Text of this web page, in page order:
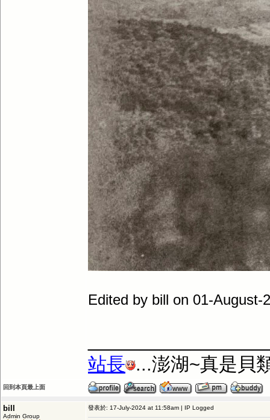
Edited by bill on 01-August-
站長 ...澎湖~真是貝
回到本頁最上面
bill
Admin Group
發表於: 17-July-2024 at 11:58am | IP Logged